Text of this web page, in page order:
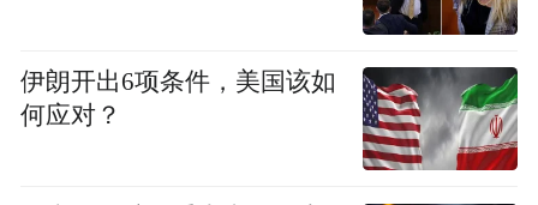
僧大德莅临法会，祈福法会上，12国高僧分
别按汉传佛教、藏传佛教、南传佛教传统仪
轨诵经祈福。
云南省佛教协会会长刀述仁居士在祈福法会
伊朗开出6项条件，美国该如
何应对？